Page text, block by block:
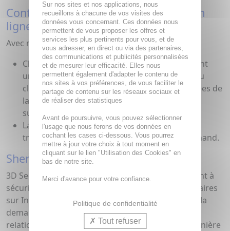
Contrôle et maîtrise des paiements en
ligne
Avec notre solution Sherlock's :
Chaque paiement déclenche systématiquement
une demande d'autorisation vers la banque du
client afin de vérifier la validité des coordonnées de
la carte. Ceci offre ainsi une sécurité
supplémentaire.
La réponse à la demande d'autorisation est
transmise à l'internaute ainsi qu'au site marchand.
Sherlock's 3D Secure
3D Secure est un système Visa et MasterCard visant à
sécuriser les paiements effectués par cartes bancaires
sur Internet. Le système 3D Secure permet, avant la
demande d'autorisation monétique, de mettre en
relation le porteur et sa banque afin que cette dernière
Sur nos sites et nos applications, nous
recueillons à chacune de vos visites des
données vous concernant. Ces données nous
permettent de vous proposer les offres et
services les plus pertinents pour vous, et de
vous adresser, en direct ou via des partenaires,
des communications et publicités personnalisées
et de mesurer leur efficacité. Elles nous
permettent également d'adapter le contenu de
nos sites à vos préférences, de vous faciliter le
partage de contenu sur les réseaux sociaux et
de réaliser des statistiques
Avant de poursuivre, vous pouvez sélectionner
l'usage que nous ferons de vos données en
cochant les cases ci-dessous. Vous pourrez
mettre à jour votre choix à tout moment en
cliquant sur le lien "Utilisation des Cookies" en
bas de notre site.
Merci d'avance pour votre confiance.
Politique de confidentialité
Tout refuser